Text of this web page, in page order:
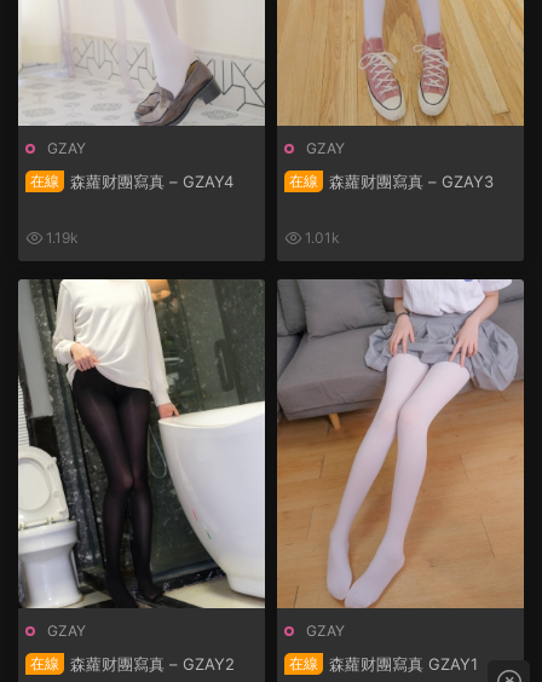
GZAY
在線
森蘿财團寫真 – GZAY4
1.19k
GZAY
在線
森蘿财團寫真 – GZAY3
1.01k
GZAY
在線
森蘿财團寫真 – GZAY2
GZAY
在線
森蘿财團寫真 GZAY1